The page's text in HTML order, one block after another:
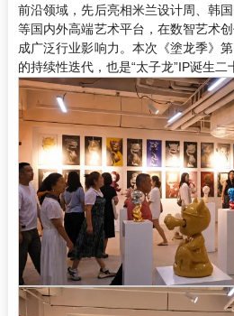
前沿领域，先后亮相米兰设计周、韩
等国内外高端艺术平台，在数智艺术
成广泛行业影响力。本次《塗龙季》
的持续性迭代，也是“太子龙”IP诞生二